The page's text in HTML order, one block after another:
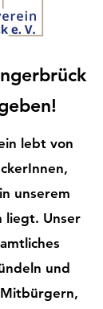
lebt von
unserem
liegt. Unser
und